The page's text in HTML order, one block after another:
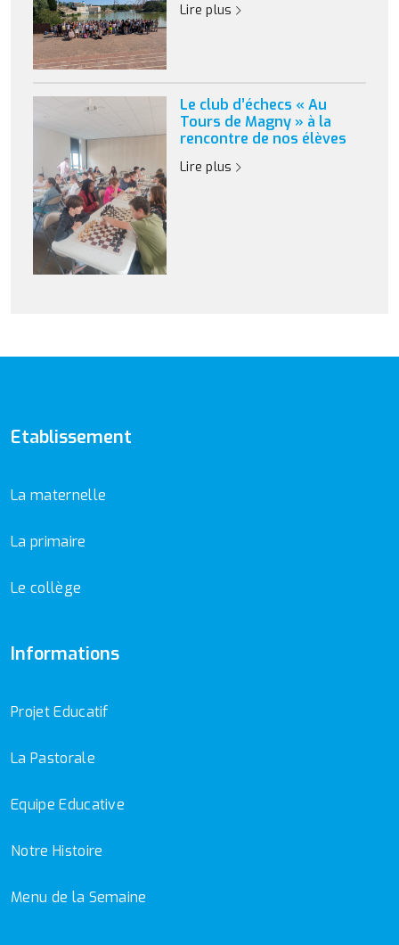
Lire plus
Le club d’échecs « Au
Tours de Magny » à la
rencontre de nos élèves
Lire plus
Etablissement
La maternelle
La primaire
Le collège
Informations
Projet Educatif
La Pastorale
Equipe Educative
Notre Histoire
Menu de la Semaine